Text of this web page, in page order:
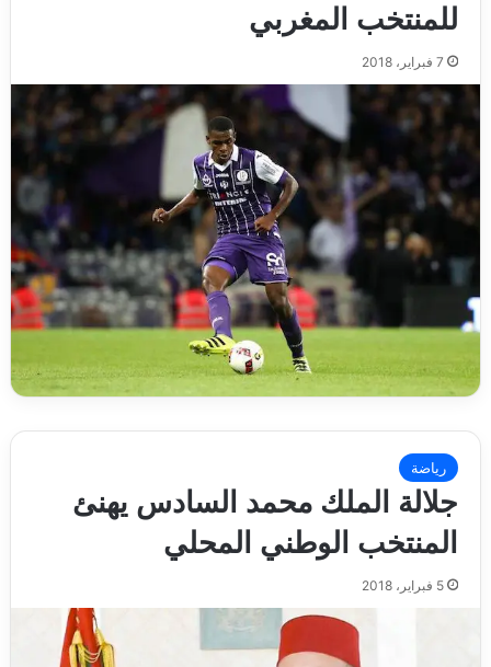
للمنتخب المغربي
7 فبراير، 2018
رياضة
جلالة الملك محمد السادس يهنئ
المنتخب الوطني المحلي
5 فبراير، 2018